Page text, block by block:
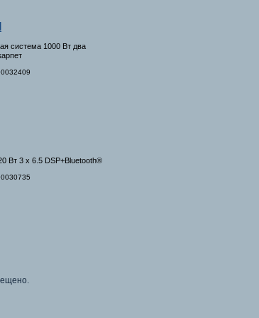
система 1000 Вт два
Вт 3 x 6.5 DSP+Bluetooth®